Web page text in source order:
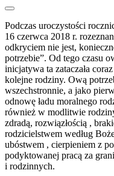
Podczas uroczystości
16 czerwca 2018 r.
odkryciem nie jest,
potrzebie”. Od tego czasu
inicjatywa ta zataczała
kolejne rodziny. Ową
wszechstronnie, a jako
odnowę ładu moralnego
również w modlitwie
zdradą, rozwiązłością ,
rodzicielstwem według
ubóstwem , cierpieniem z
podyktowanej pracą za
i rodzinnych.